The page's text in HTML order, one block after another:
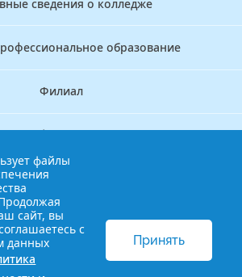
сведения о колледже
образование
Филиал
профессиональное образование
— симуляционный центр
Бережливый колледж
файлы
сайт, вы
с
данных
Принять